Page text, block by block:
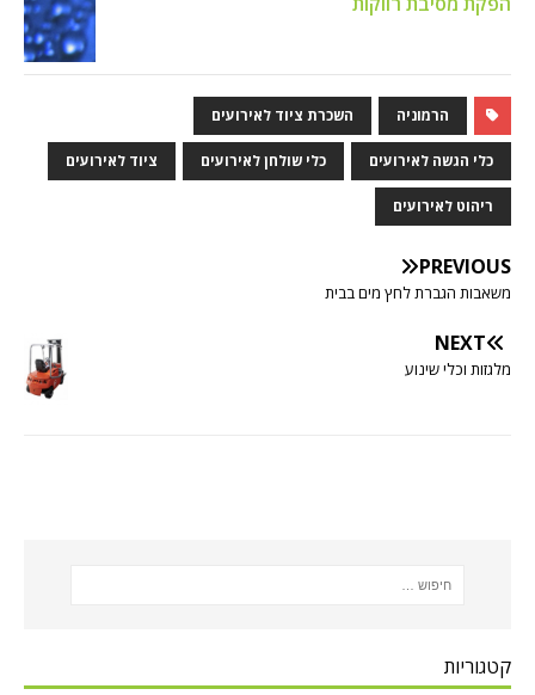
הרמוניה השכרת ציוד לאירועים
כלי הגשה לאירועים כלי שולחן לאירועים ציוד לאירועים
ריהוט לאירועים
PREVIOUS
משאבות הגברת לחץ מים בבית
NEXT
מלגזות וכלי שינוע
קטגוריות